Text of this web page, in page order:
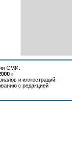
СМИ:
г
и иллюстраций
с редакцией